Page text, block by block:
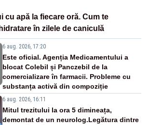
cu apă la fiecare oră. Cum te
în zilele de caniculă
6 aug. 2026, 17:20
Este oficial. Agenția Medicamentului a
blocat Colebil și Panczebil de la
comercializare în farmacii. Probleme cu
substanța activă din compoziție
6 aug. 2026, 16:11
Mitul trezitului la ora 5 dimineața,
demontat de un neurolog.Legătura dintre